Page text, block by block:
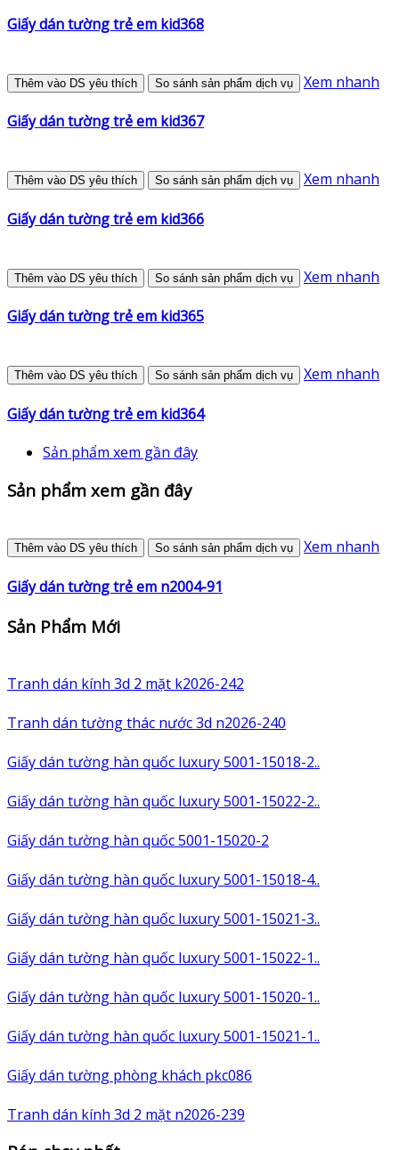
Giấy dán tường trẻ em kid368
Thêm vào DS yêu thích So sánh sản phẩm dịch vụ Xem nhanh
Giấy dán tường trẻ em kid367
Thêm vào DS yêu thích So sánh sản phẩm dịch vụ Xem nhanh
Giấy dán tường trẻ em kid366
Thêm vào DS yêu thích So sánh sản phẩm dịch vụ Xem nhanh
Giấy dán tường trẻ em kid365
Thêm vào DS yêu thích So sánh sản phẩm dịch vụ Xem nhanh
Giấy dán tường trẻ em kid364
Sản phẩm xem gần đây
Sản phẩm xem gần đây
Thêm vào DS yêu thích So sánh sản phẩm dịch vụ Xem nhanh
Giấy dán tường trẻ em n2004-91
Sản Phẩm Mới
Tranh dán kính 3d 2 mặt k2026-242
Tranh dán tường thác nước 3d n2026-240
Giấy dán tường hàn quốc luxury 5001-15018-2..
Giấy dán tường hàn quốc luxury 5001-15022-2..
Giấy dán tường hàn quốc 5001-15020-2
Giấy dán tường hàn quốc luxury 5001-15018-4..
Giấy dán tường hàn quốc luxury 5001-15021-3..
Giấy dán tường hàn quốc luxury 5001-15022-1..
Giấy dán tường hàn quốc luxury 5001-15020-1..
Giấy dán tường hàn quốc luxury 5001-15021-1..
Giấy dán tường phòng khách pkc086
Tranh dán kính 3d 2 mặt n2026-239